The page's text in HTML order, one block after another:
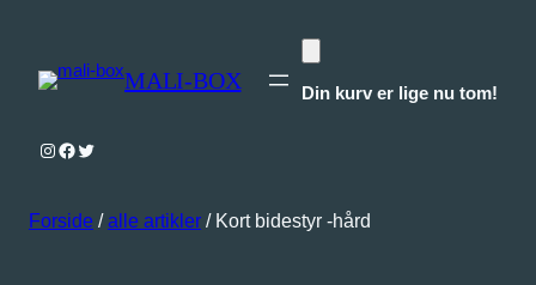
MALI-BOX Din kurv er lige nu tom!
Instagram
Facebook
Twitter
Forside /alle artikler / Kort bidestyr -hård